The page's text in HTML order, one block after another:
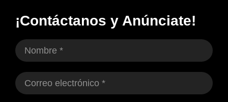
¡Contáctanos y Anúnciate!